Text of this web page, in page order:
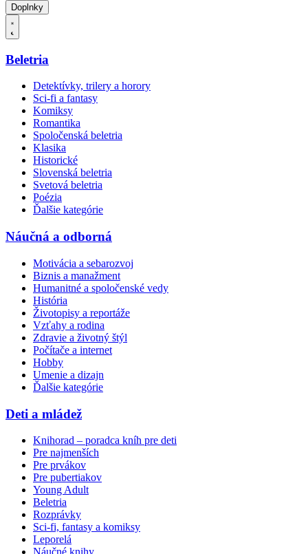
Doplnky
Beletria
Detektívky, trilery a horory
Sci-fi a fantasy
Komiksy
Romantika
Spoločenská beletria
Klasika
Historické
Slovenská beletria
Svetová beletria
Poézia
Ďalšie kategórie
Náučná a odborná
Motivácia a sebarozvoj
Biznis a manažment
Humanitné a spoločenské vedy
História
Životopisy a reportáže
Vzťahy a rodina
Zdravie a životný štýl
Počítače a internet
Hobby
Umenie a dizajn
Ďalšie kategórie
Deti a mládež
Knihorad – poradca kníh pre deti
Pre najmenších
Pre prvákov
Pre pubertiakov
Young Adult
Beletria
Rozprávky
Sci-fi, fantasy a komiksy
Leporelá